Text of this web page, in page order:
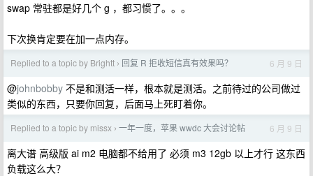
swap 常驻都是好几个 g ，都习惯了。。。
下次换肯定要在加一点内存。
Replied to a topic by Brightt › 回复 R 拒收短信真有效果吗？ 6 月 9 日
@johnbobby 不是和测活一样，根本就是测活。之前待过的公司做过
类似的东西，只要你回复，后面马上死盯着你。
Replied to a topic by missx › 一年一度，苹果 wwdc 大会讨论帖 6 月 9 日
离大谱 高级版 ai m2 电脑都不给用了 必须 m3 12gb 以上才行 这东西
负载这么大？